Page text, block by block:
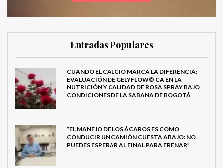
Entradas Populares
CUANDO EL CALCIO MARCA LA DIFERENCIA:
EVALUACIÓN DE GELYFLOW® CA EN LA
NUTRICIÓN Y CALIDAD DE ROSA SPRAY BAJO
CONDICIONES DE LA SABANA DE BOGOTÁ
“EL MANEJO DE LOS ÁCAROS ES COMO
CONDUCIR UN CAMIÓN CUESTA ABAJO: NO
PUEDES ESPERAR AL FINAL PARA FRENAR”